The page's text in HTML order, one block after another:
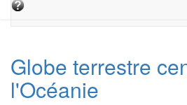
Globe terrestre
l'Océanie